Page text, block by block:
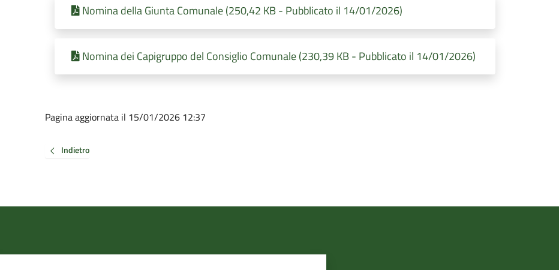
Nomina della Giunta Comunale (250,42 KB - Pubblicato il 14/01/2026)
Nomina dei Capigruppo del Consiglio Comunale (230,39 KB - Pubblicato il 14/01/2026)
Pagina aggiornata il 15/01/2026 12:37
Indietro